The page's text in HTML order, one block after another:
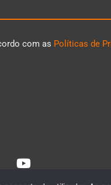
com as Políticas de